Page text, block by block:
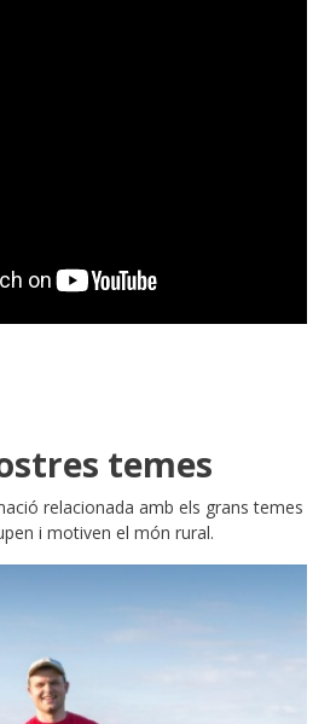
temes
relacionada amb els grans temes
i motiven el món rural.